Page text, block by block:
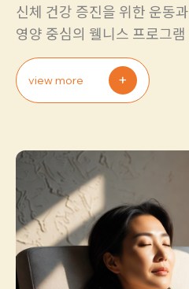
신체 건강 증진을 위한 운동과
영양 중심의 웰니스 프로그램
view more +